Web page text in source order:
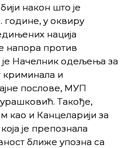
након што је
године, у оквиру
нација
напора против
Начелник одељења за
криминала и
послове, МУП
Такође,
као и Канцеларији за
је препознала
ближе упозна са